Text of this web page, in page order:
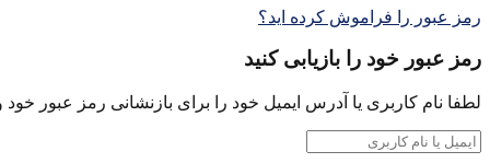
رمز عبور را فراموش کرده اید؟
رمز عبور خود را بازیابی کنید
لطفا نام کاربری یا آدرس ایمیل خود را برای بازنشانی رمز عبور خود